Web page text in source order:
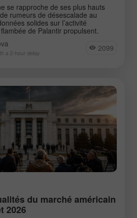
se rapproche de ses plus hauts
rumeurs de désescalade au
solides sur l’activité
de Palantir propulsent.
a 2-hour delay 2099
du marché américain
2026